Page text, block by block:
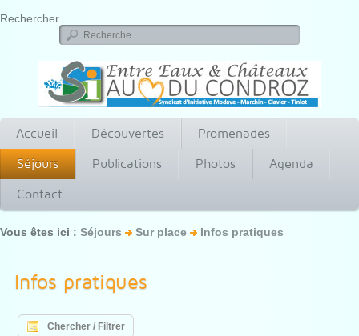
Rechercher
Accueil Découvertes
Promenades
Séjours
Publications Photos
Agenda
Contact
Vous êtes ici : Séjours Sur place Infos pratiques
Infos pratiques
Chercher / Filtrer